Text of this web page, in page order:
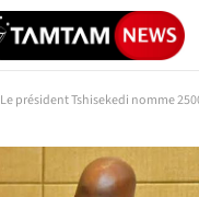
Le président Tshisekedi nomme 2500 nouveaux